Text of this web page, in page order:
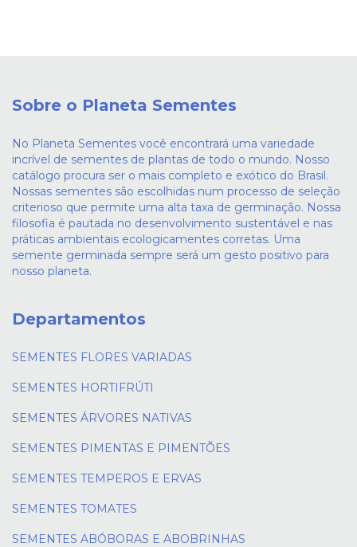
Sobre o Planeta Sementes
No Planeta Sementes você encontrará uma variedade
incrível de sementes de plantas de todo o mundo. Nosso
catálogo procura ser o mais completo e exótico do Brasil.
Nossas sementes são escolhidas num processo de seleção
criterioso que permite uma alta taxa de germinação. Nossa
filosofia é pautada no desenvolvimento sustentável e nas
práticas ambientais ecologicamentes corretas. Uma
semente germinada sempre será um gesto positivo para
nosso planeta.
Departamentos
SEMENTES FLORES VARIADAS
SEMENTES HORTIFRÚTI
SEMENTES ÁRVORES NATIVAS
SEMENTES PIMENTAS E PIMENTÕES
SEMENTES TEMPEROS E ERVAS
SEMENTES TOMATES
SEMENTES ABÓBORAS E ABOBRINHAS